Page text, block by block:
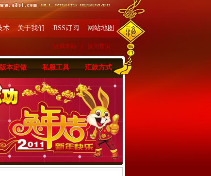
术 关于我们 RSS订阅 网站地图
收藏本站 设为首页
版本定做 私服工具 汇款方式